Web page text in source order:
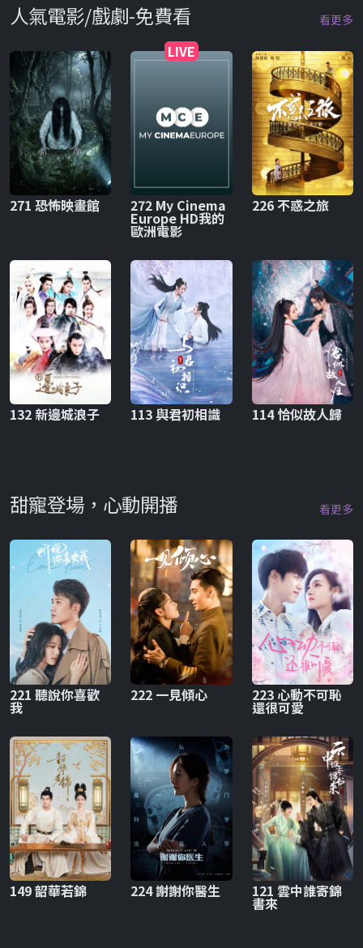
人氣電影/戲劇-免費看 看更多
271 恐怖映畫館
LIVE
272 My Cinema
Europe HD我的
歐洲電影
226 不惑之旅
132 新邊城浪子 113 與君初相識 114 恰似故人歸
甜寵登場，心動開播 看更多
221 聽說你喜歡
我
222 一見傾心 223 心動不可恥
還很可愛
149 韶華若錦 224 謝謝你醫生 121 雲中誰寄錦
書來